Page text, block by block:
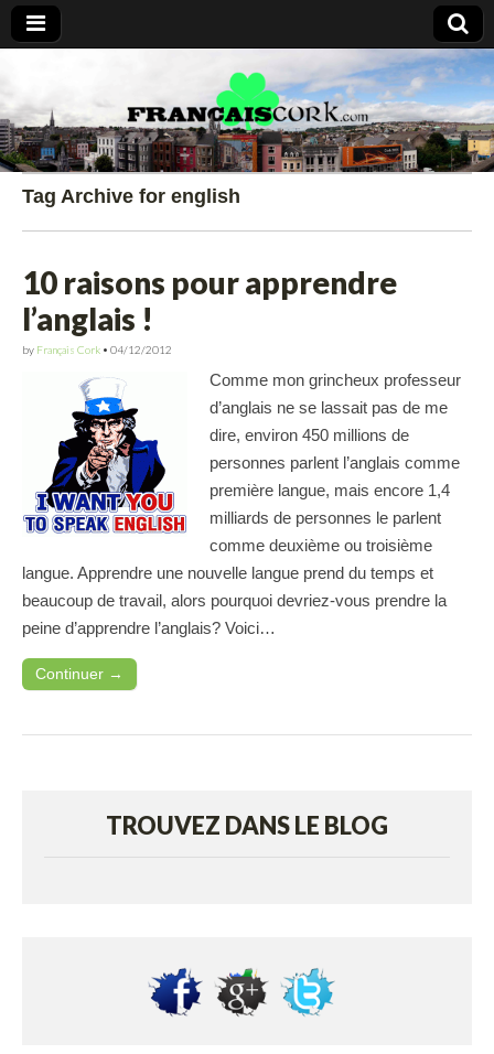
Francais Cork
Tag Archive for english
10 raisons pour apprendre
l’anglais !
by Français Cork • 04/12/2012
Comme mon grincheux professeur
d’anglais ne se lassait pas de me
dire, environ 450 millions de
personnes parlent l’anglais comme
première langue, mais encore 1,4
milliards de personnes le parlent
comme deuxième ou troisième
langue. Apprendre une nouvelle langue prend du temps et
beaucoup de travail, alors pourquoi devriez-vous prendre la
peine d’apprendre l’anglais? Voici…
Continuer →
TROUVEZ DANS LE BLOG